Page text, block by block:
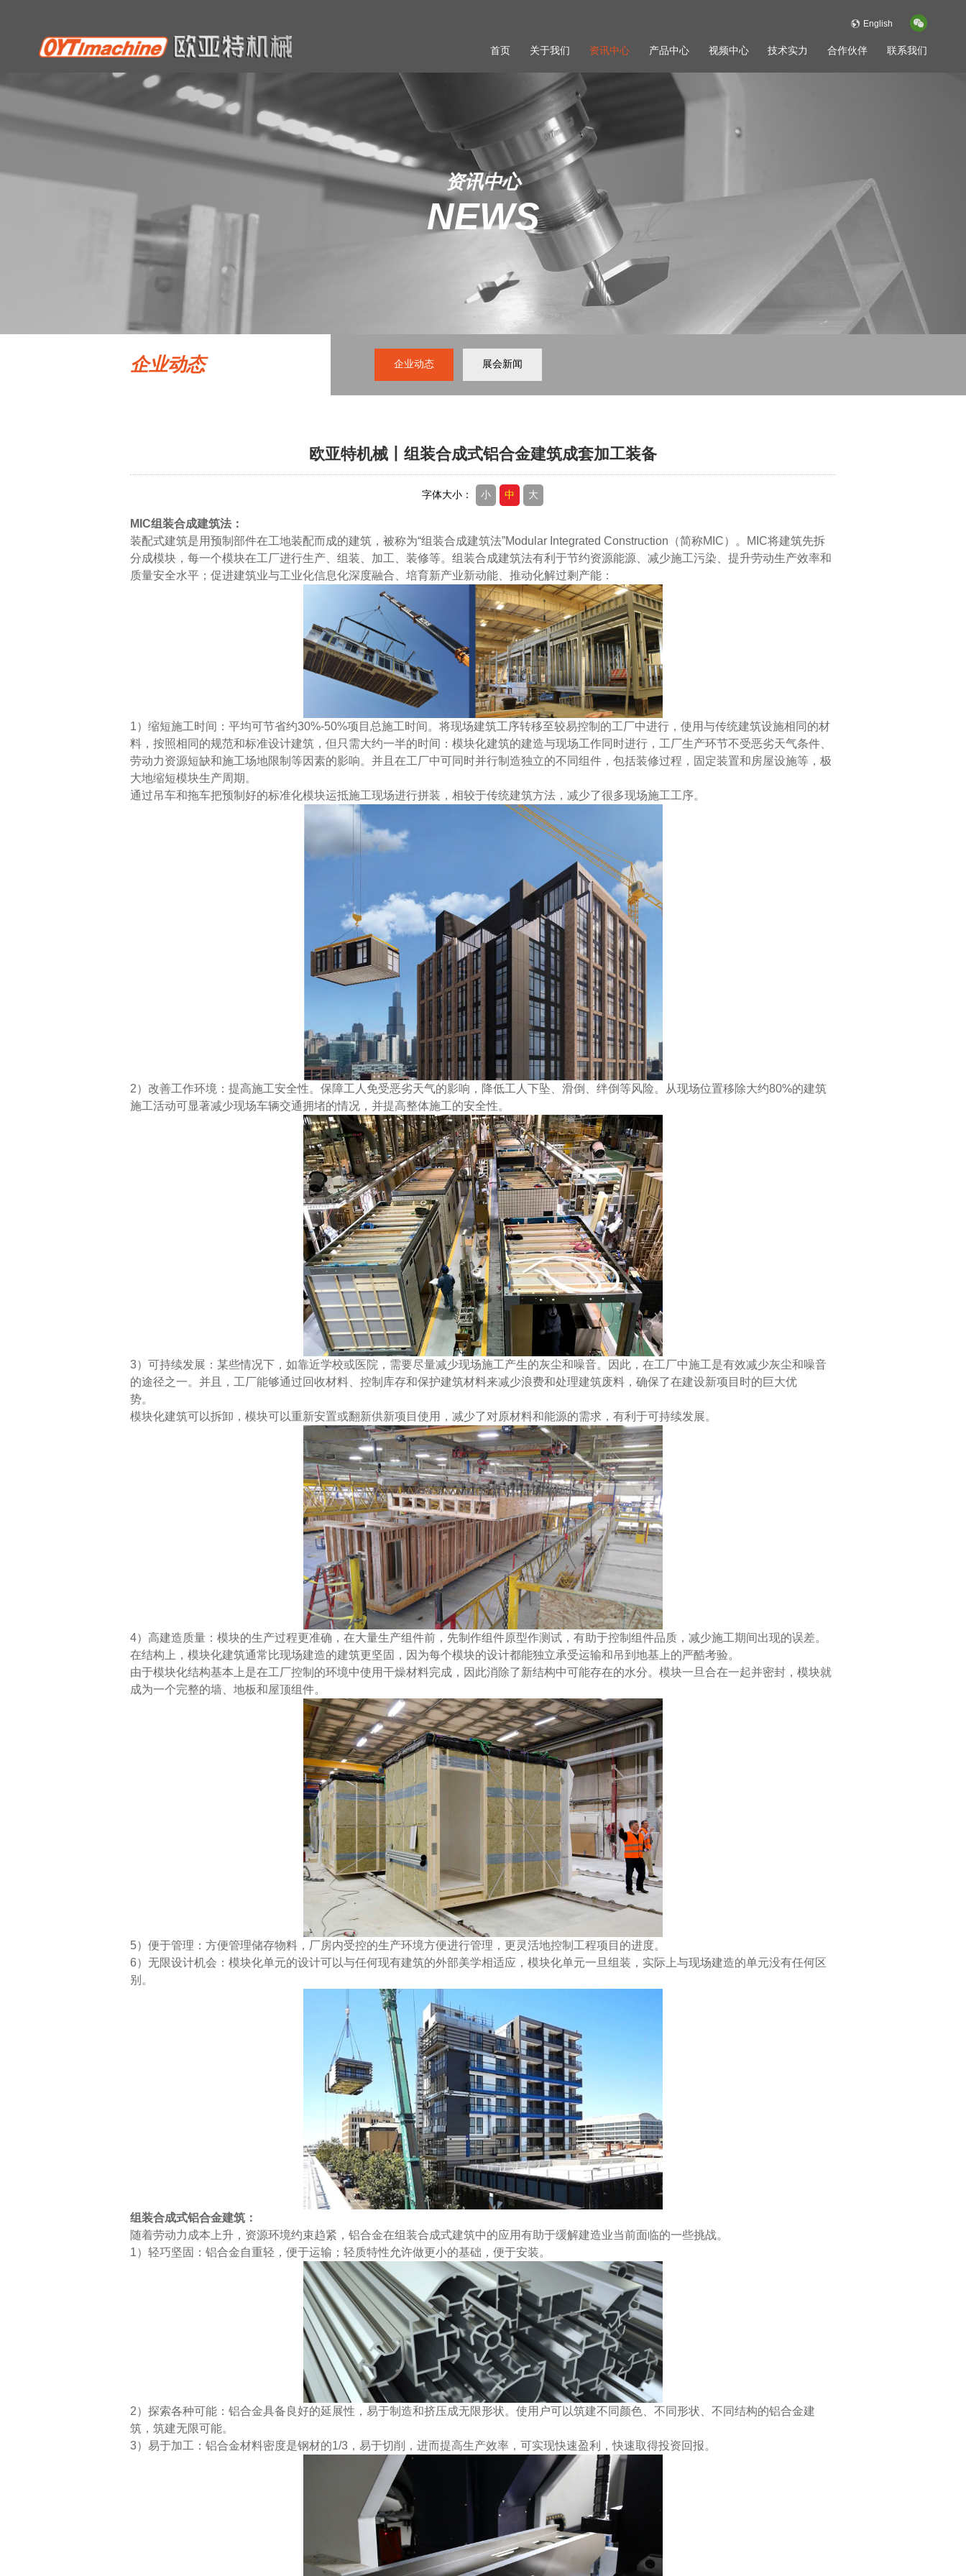
English
首页 关于我们 资讯中心 产品中心 视频中心 技术实力 合作伙伴 联系我们
资讯中心
NEWS
企业动态 企业动态 展会新闻
欧亚特机械丨组装合成式铝合金建筑成套加工装备
字体大小： 小 中 大
MIC组装合成建筑法：
装配式建筑是用预制部件在工地装配而成的建筑，被称为“组装合成建筑法”Modular Integrated Construction（简称MIC）。MIC将建筑先拆
分成模块，每一个模块在工厂进行生产、组装、加工、装修等。组装合成建筑法有利于节约资源能源、减少施工污染、提升劳动生产效率和
质量安全水平；促进建筑业与工业化信息化深度融合、培育新产业新动能、推动化解过剩产能：
1）缩短施工时间：平均可节省约30%-50%项目总施工时间。将现场建筑工序转移至较易控制的工厂中进行，使用与传统建筑设施相同的材
料，按照相同的规范和标准设计建筑，但只需大约一半的时间：模块化建筑的建造与现场工作同时进行，工厂生产环节不受恶劣天气条件、
劳动力资源短缺和施工场地限制等因素的影响。并且在工厂中可同时并行制造独立的不同组件，包括装修过程，固定装置和房屋设施等，极
大地缩短模块生产周期。
通过吊车和拖车把预制好的标准化模块运抵施工现场进行拼装，相较于传统建筑方法，减少了很多现场施工工序。
2）改善工作环境：提高施工安全性。保障工人免受恶劣天气的影响，降低工人下坠、滑倒、绊倒等风险。从现场位置移除大约80%的建筑
施工活动可显著减少现场车辆交通拥堵的情况，并提高整体施工的安全性。
3）可持续发展：某些情况下，如靠近学校或医院，需要尽量减少现场施工产生的灰尘和噪音。因此，在工厂中施工是有效减少灰尘和噪音
的途径之一。并且，工厂能够通过回收材料、控制库存和保护建筑材料来减少浪费和处理建筑废料，确保了在建设新项目时的巨大优
势。
模块化建筑可以拆卸，模块可以重新安置或翻新供新项目使用，减少了对原材料和能源的需求，有利于可持续发展。
4）高建造质量：模块的生产过程更准确，在大量生产组件前，先制作组件原型作测试，有助于控制组件品质，减少施工期间出现的误差。
在结构上，模块化建筑通常比现场建造的建筑更坚固，因为每个模块的设计都能独立承受运输和吊到地基上的严酷考验。
由于模块化结构基本上是在工厂控制的环境中使用干燥材料完成，因此消除了新结构中可能存在的水分。模块一旦合在一起并密封，模块就
成为一个完整的墙、地板和屋顶组件。
5）便于管理：方便管理储存物料，厂房内受控的生产环境方便进行管理，更灵活地控制工程项目的进度。
6）无限设计机会：模块化单元的设计可以与任何现有建筑的外部美学相适应，模块化单元一旦组装，实际上与现场建造的单元没有任何区
别。
组装合成式铝合金建筑：
随着劳动力成本上升，资源环境约束趋紧，铝合金在组装合成式建筑中的应用有助于缓解建造业当前面临的一些挑战。
1）轻巧坚固：铝合金自重轻，便于运输；轻质特性允许做更小的基础，便于安装。
2）探索各种可能：铝合金具备良好的延展性，易于制造和挤压成无限形状。使用户可以筑建不同颜色、不同形状、不同结构的铝合金建
筑，筑建无限可能。
3）易于加工：铝合金材料密度是钢材的1/3，易于切削，进而提高生产效率，可实现快速盈利，快速取得投资回报。